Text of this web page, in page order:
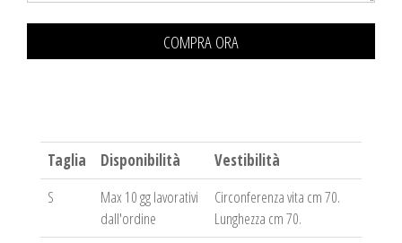
COMPRA ORA
Taglia Disponibilità
Vestibilità
S
Max 10 gg lavorativi
dall'ordine
Circonferenza vita cm 70.
Lunghezza cm 70.